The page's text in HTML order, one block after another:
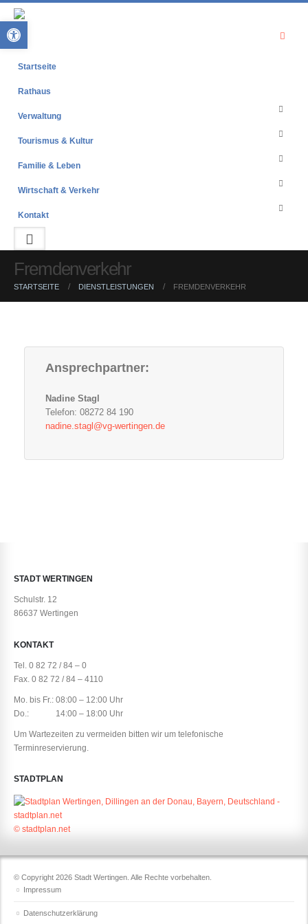
Startseite
Rathaus
Verwaltung
Tourismus & Kultur
Familie & Leben
Wirtschaft & Verkehr
Kontakt
Fremdenverkehr
STARTSEITE DIENSTLEISTUNGEN FREMDENVERKEHR
Ansprechpartner:
Nadine Stagl
Telefon: 08272 84 190
nadine.stagl@vg-wertingen.de
STADT WERTINGEN
Schulstr. 12
86637 Wertingen
KONTAKT
Tel. 0 82 72 / 84 – 0
Fax. 0 82 72 / 84 – 4110
Mo. bis Fr.: 08:00 – 12:00 Uhr
Do.: 14:00 – 18:00 Uhr
Um Wartezeiten zu vermeiden bitten wir um telefonische
Terminreservierung.
STADTPLAN
© stadtplan.net
© Copyright 2026 Stadt Wertingen. Alle Rechte vorbehalten.
Impressum
Datenschutzerklärung
Open toolbar